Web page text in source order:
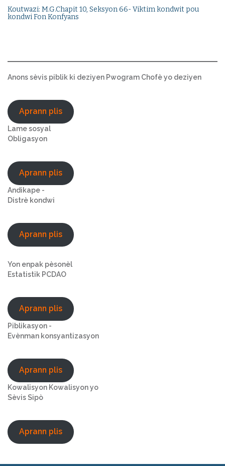
Koutwazi: M.G.Chapit 10, Seksyon 66- Viktim kondwit pou
kondwi Fon Konfyans
Anons sèvis piblik ki deziyen Pwogram Chofè yo deziyen
Aprann plis
Lame sosyal
Obligasyon
Aprann plis
Andikape -
Distrè kondwi
Aprann plis
Yon enpak pèsonèl
Estatistik PCDAO
Aprann plis
Piblikasyon -
Evènman konsyantizasyon
Aprann plis
Kowalisyon Kowalisyon yo
Sèvis Sipò
Aprann plis